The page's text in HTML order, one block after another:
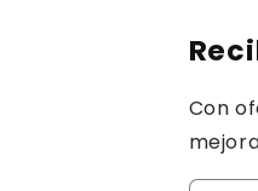
Con